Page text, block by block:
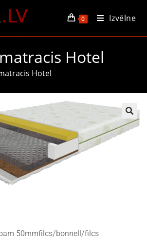
0 Izvēlne
Hotel
Hotel
50mmfilcs/bonnell/filcs